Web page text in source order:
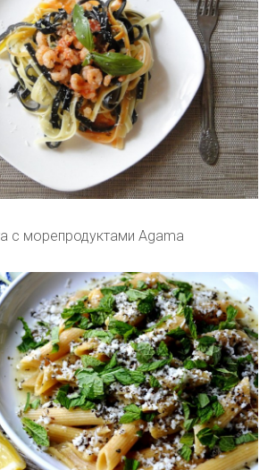
с морепродуктами Agama